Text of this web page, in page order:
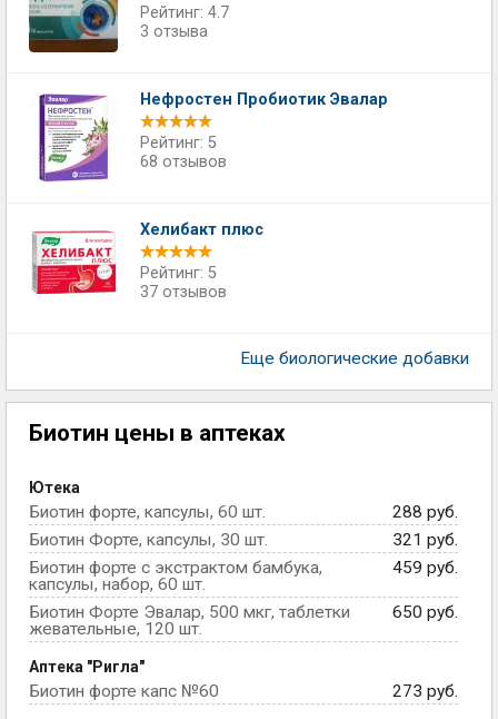
Рейтинг: 4.7
3 отзыва
Нефростен Пробиотик Эвалар
Рейтинг: 5
68 отзывов
Хелибакт плюс
Рейтинг: 5
37 отзывов
Еще биологические добавки
Биотин цены в аптеках
Ютека
288 руб.
Биотин форте, капсулы, 60 шт.
321 руб.
Биотин Форте, капсулы, 30 шт.
459 руб.
Биотин форте с экстрактом бамбука,
капсулы, набор, 60 шт.
650 руб.
Биотин Форте Эвалар, 500 мкг, таблетки
жевательные, 120 шт.
Аптека "Ригла"
273 руб.
Биотин форте капс №60